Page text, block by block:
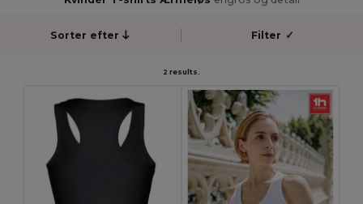
Sorter efter Filter ✓
2 results.